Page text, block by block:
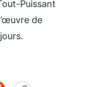
Puissant
de